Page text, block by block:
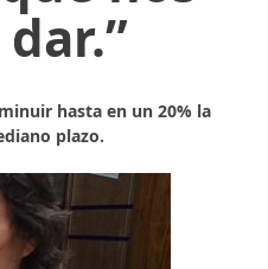
hasta en un 20% la
plazo.